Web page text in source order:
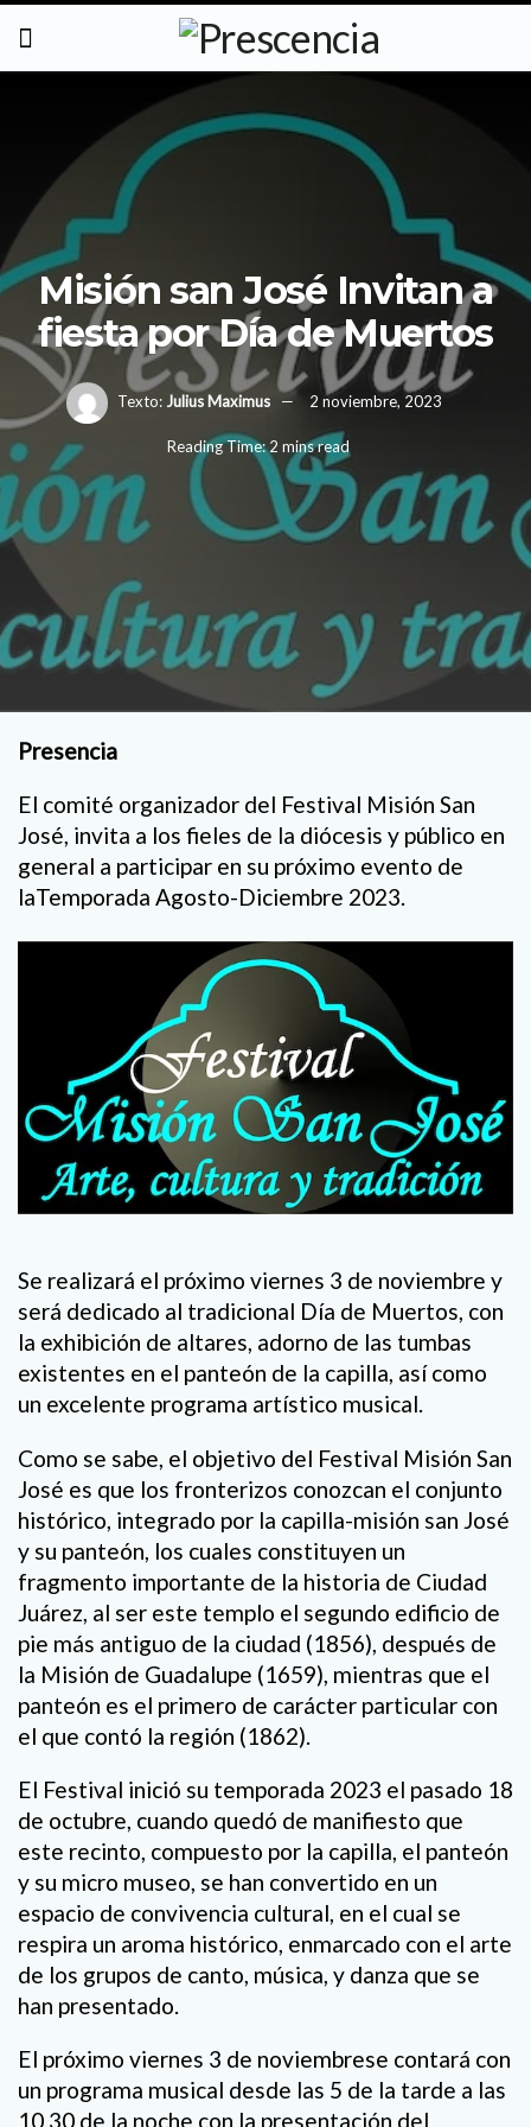
Misión san José Invitan a
fiesta por Día de Muertos
Texto: Julius Maximus 2 noviembre, 2023
Reading Time: 2 mins read
Presencia
El comité organizador del Festival Misión San
José, invita a los fieles de la diócesis y público en
general a participar en su próximo evento de
laTemporada Agosto-Diciembre 2023.
Se realizará el próximo viernes 3 de noviembre y
será dedicado al tradicional Día de Muertos, con
la exhibición de altares, adorno de las tumbas
existentes en el panteón de la capilla, así como
un excelente programa artístico musical.
Como se sabe, el objetivo del Festival Misión San
José es que los fronterizos conozcan el conjunto
histórico, integrado por la capilla-misión san José
y su panteón, los cuales constituyen un
fragmento importante de la historia de Ciudad
Juárez, al ser este templo el segundo edificio de
pie más antiguo de la ciudad (1856), después de
la Misión de Guadalupe (1659), mientras que el
panteón es el primero de carácter particular con
el que contó la región (1862).
El Festival inició su temporada 2023 el pasado 18
de octubre, cuando quedó de manifiesto que
este recinto, compuesto por la capilla, el panteón
y su micro museo, se han convertido en un
espacio de convivencia cultural, en el cual se
respira un aroma histórico, enmarcado con el arte
de los grupos de canto, música, y danza que se
han presentado.
El próximo viernes 3 de noviembrese contará con
un programa musical desde las 5 de la tarde a las
10.30 de la noche con la presentación del